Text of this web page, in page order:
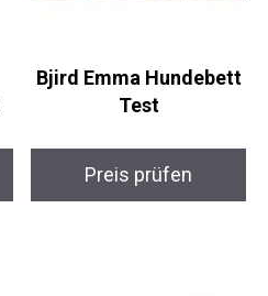
Bjird Emma Hundebett
Test
Preis prüfen